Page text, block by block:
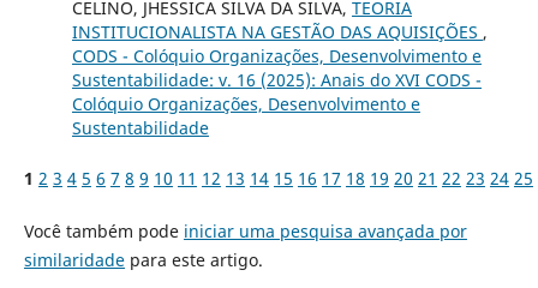
CELINO, JHESSICA SILVA DA SILVA, TEORIA
INSTITUCIONALISTA NA GESTÃO DAS AQUISIÇÕES ,
CODS - Colóquio Organizações, Desenvolvimento e
Sustentabilidade: v. 16 (2025): Anais do XVI CODS -
Colóquio Organizações, Desenvolvimento e
Sustentabilidade
1 2 3 4 5 6 7 8 9 10 11 12 13 14 15 16 17 18 19 20 21 22 23 24 25
Você também pode iniciar uma pesquisa avançada por
similaridadepara este artigo.